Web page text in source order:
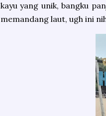
kayu yang unik, bangku
memandang laut, ugh ini